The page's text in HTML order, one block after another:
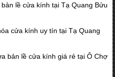
lề cửa kính tại Tạ Quang Bửu
cửa kính uy tín tại Tạ Quang
bản lề cửa kính giá rẻ tại Ô Chợ